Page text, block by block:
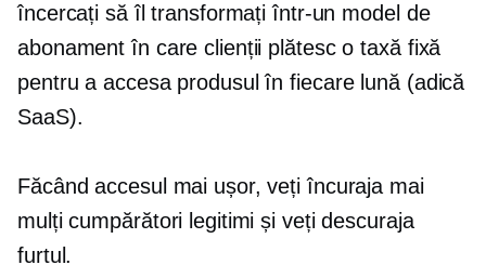
încercați să îl transformați într-un model de
abonament în care clienții plătesc o taxă fixă ​​
pentru a accesa produsul în fiecare lună (adică
SaaS).
Făcând accesul mai ușor, veți încuraja mai
mulți cumpărători legitimi și veți descuraja
furtul.